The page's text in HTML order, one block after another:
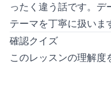
ったく違う話です。デ
テーマを丁寧に扱いま
確認クイズ
このレッスンの理解度